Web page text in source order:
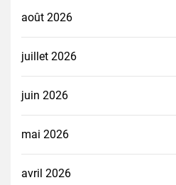
août 2026
juillet 2026
juin 2026
mai 2026
avril 2026